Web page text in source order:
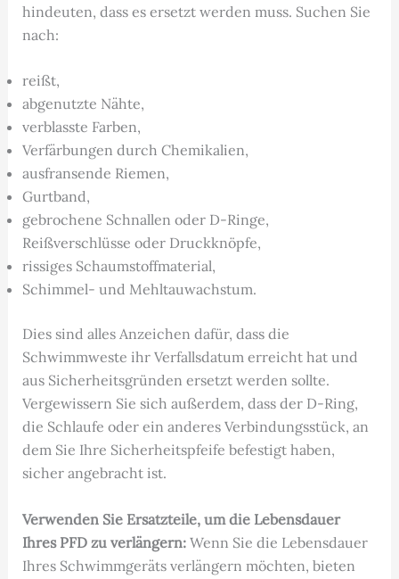
hindeuten, dass es ersetzt werden muss. Suchen Sie
nach:
reißt,
abgenutzte Nähte,
verblasste Farben,
Verfärbungen durch Chemikalien,
ausfransende Riemen,
Gurtband,
gebrochene Schnallen oder D-Ringe,
Reißverschlüsse oder Druckknöpfe,
rissiges Schaumstoffmaterial,
Schimmel- und Mehltauwachstum.
Dies sind alles Anzeichen dafür, dass die
Schwimmweste ihr Verfallsdatum erreicht hat und
aus Sicherheitsgründen ersetzt werden sollte.
Vergewissern Sie sich außerdem, dass der D-Ring,
die Schlaufe oder ein anderes Verbindungsstück, an
dem Sie Ihre Sicherheitspfeife befestigt haben,
sicher angebracht ist.
Verwenden Sie Ersatzteile, um die Lebensdauer
Ihres PFD zu verlängern:Wenn Sie die Lebensdauer
Ihres Schwimmgeräts verlängern möchten, bieten